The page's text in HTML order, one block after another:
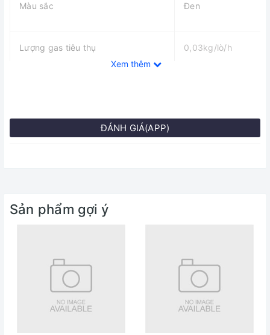
Màu sắc Đen
Lượng gas tiêu thụ 0,03kg/lò/h
Kích thước khoét đá
Xem thêm
ĐÁNH GIÁ(APP)
Sản phẩm gợi ý